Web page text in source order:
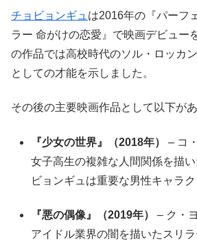
チョビョンギュ は2016年の『パーフ
ラー 命がけの恋愛』で映画デビュー
の作品では高校時代のソル・ロッカ
としての才能を示しました。
その後の主要映画作品として以下があ
『少女の世界』（2018年）
– コ
女子高生の複雑な人間関係を描
ビョンギュは重要な男性キャラ
『悪の偶像』（2019年）
– ク・
アイドル業界の闇を描いたスリ